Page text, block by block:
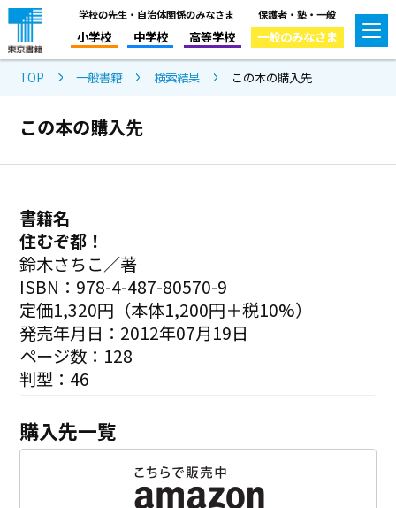
学校の先生・自治体関係のみなさま
小学校 中学校 高等学校
保護者・塾・一般
一般のみなさま
TOP 一般書籍 検索結果 この本の購入先
この本の購入先
書籍名
住むぞ都！
鈴木さちこ／著
ISBN：978-4-487-80570-9
定価1,320円（本体1,200円＋税10%）
発売年月日：2012年07月19日
ページ数：128
判型：46
購入先一覧